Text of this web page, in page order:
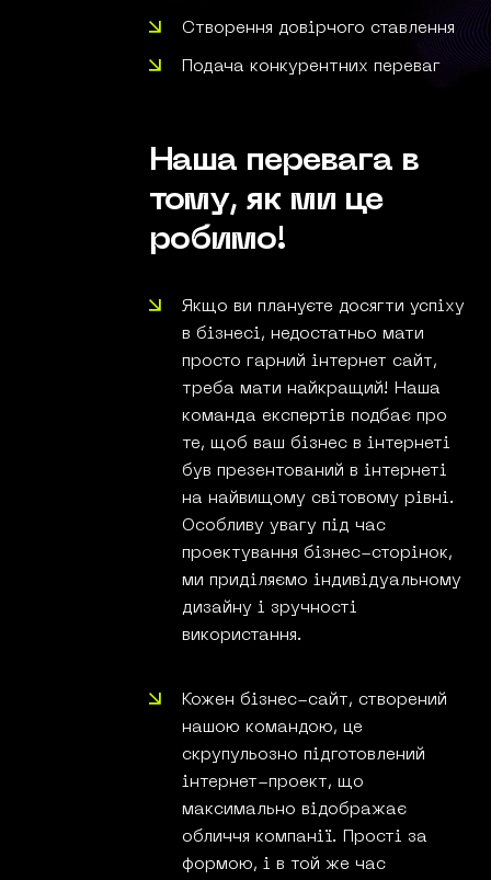
Створення довірчого ставлення
Подача конкурентних переваг
Наша перевага в
тому, якми це
робимо!
Якщо ви плануєте досягти успіху
в бізнесі, недостатньо мати
просто гарний інтернет сайт,
треба мати найкращий! Наша
команда експертів подбає про
те, щоб ваш бізнес в інтернеті
був презентований в інтернеті
на найвищому світовому рівні.
Особливу увагу під час
проектування бізнес-сторінок,
ми приділяємо індивідуальному
дизайну і зручності
використання.
Кожен бізнес-сайт, створений
нашою командою, це
скрупульозно підготовлений
інтернет-проект, що
максимально відображає
обличчя компанії. Прості за
формою, і в той же час